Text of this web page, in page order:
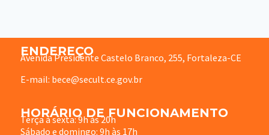
ENDEREÇO
Avenida Presidente Castelo Branco, 255, Fortaleza-CE
E-mail: bece@secult.ce.gov.br
HORÁRIO DE FUNCIONAMENTO
Terça à sexta: 9h às 20h
Sábado e domingo: 9h às 17h